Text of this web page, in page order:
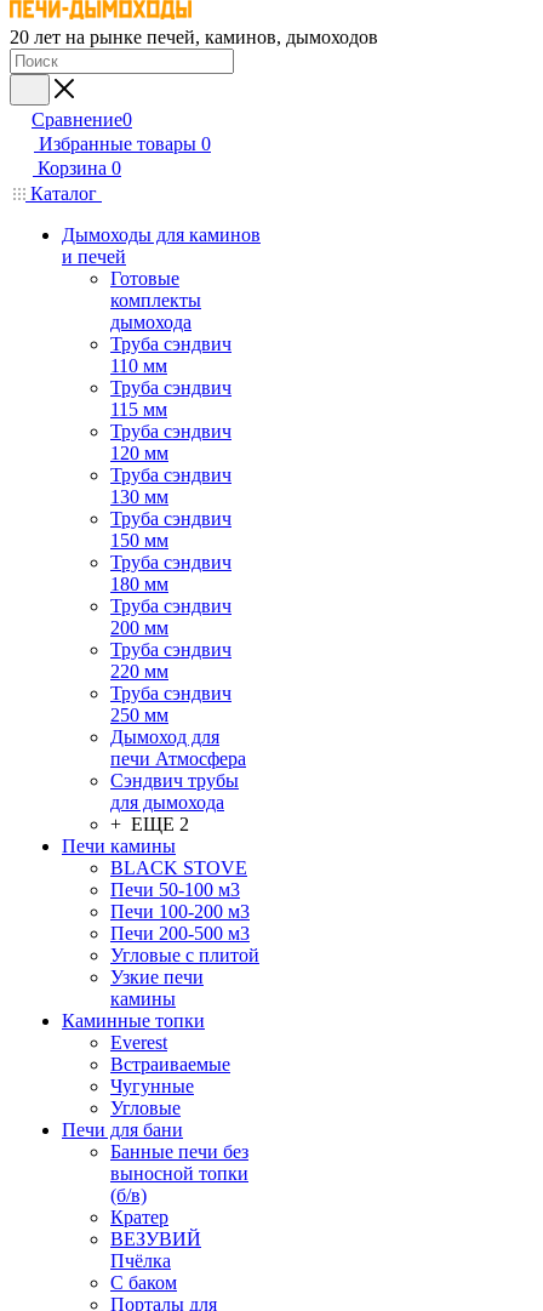
20 лет на рынке печей, каминов, дымоходов
Сравнение0
Избранные товары 0
Корзина 0
Каталог
Дымоходы для каминов
и печей
Готовые
комплекты
дымохода
Труба сэндвич
110 мм
Труба сэндвич
115 мм
Труба сэндвич
120 мм
Труба сэндвич
130 мм
Труба сэндвич
150 мм
Труба сэндвич
180 мм
Труба сэндвич
200 мм
Труба сэндвич
220 мм
Труба сэндвич
250 мм
Дымоход для
печи Атмосфера
Сэндвич трубы
для дымохода
+ ЕЩЕ 2
Печи камины
BLACK STOVE
Печи 50-100 м3
Печи 100-200 м3
Печи 200-500 м3
Угловые с плитой
Узкие печи
камины
Каминные топки
Everest
Встраиваемые
Чугунные
Угловые
Печи для бани
Банные печи без
выносной топки
(б/в)
Кратер
ВЕЗУВИЙ
Пчёлка
С баком
Порталы для